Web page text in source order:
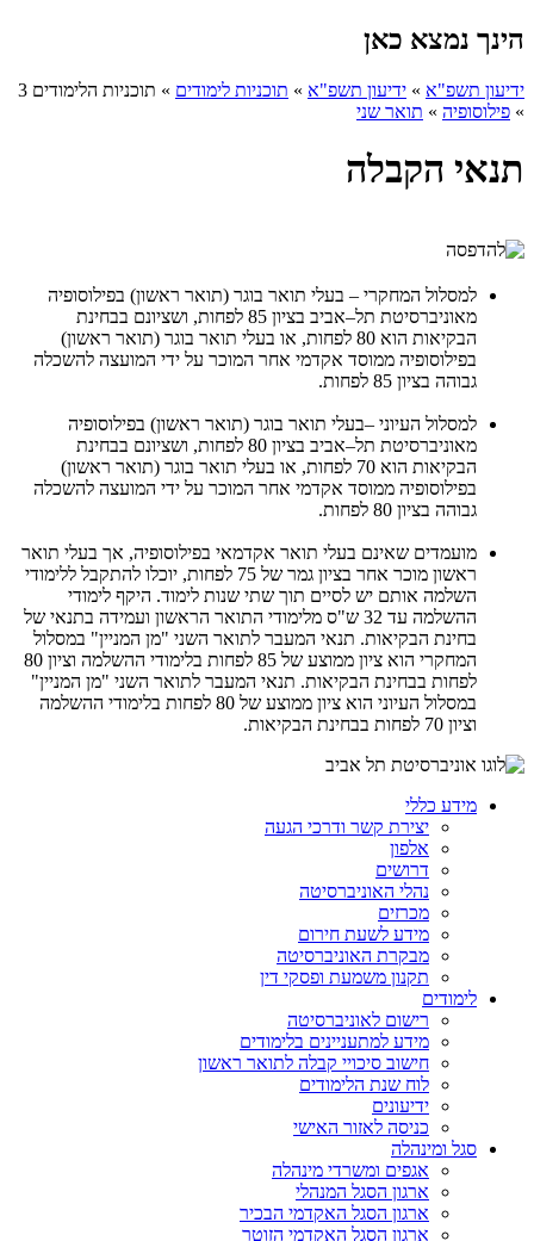
הינך נמצא כאן
ידיעון תשפ"א » ידיעון תשפ"א » תוכניות לימודים » תוכניות הלימודים 3
» פילוסופיה » תואר שני
תנאי הקבלה
למסלול המחקרי – בעלי תואר בוגר (תואר ראשון) בפילוסופיה
מאוניברסיטת תל–אביב בציון 85 לפחות, ושציונם בבחינת
הבקיאות הוא 80 לפחות, או בעלי תואר בוגר (תואר ראשון)
בפילוסופיה ממוסד אקדמי אחר המוכר על ידי המועצה להשכלה
גבוהה בציון 85 לפחות.
למסלול העיוני –בעלי תואר בוגר (תואר ראשון) בפילוסופיה
מאוניברסיטת תל–אביב בציון 80 לפחות, ושציונם בבחינת
הבקיאות הוא 70 לפחות, או בעלי תואר בוגר (תואר ראשון)
בפילוסופיה ממוסד אקדמי אחר המוכר על ידי המועצה להשכלה
גבוהה בציון 80 לפחות.
מועמדים שאינם בעלי תואר אקדמאי בפילוסופיה, אך בעלי תואר
ראשון מוכר אחר בציון גמר של 75 לפחות, יוכלו להתקבל ללימודי
השלמה אותם יש לסיים תוך שתי שנות לימוד. היקף לימודי
ההשלמה עד 32 ש"ס מלימודי התואר הראשון ועמידה בתנאי של
בחינת הבקיאות. תנאי המעבר לתואר השני "מן המניין" במסלול
המחקרי הוא ציון ממוצע של 85 לפחות בלימודי ההשלמה וציון 80
לפחות בבחינת הבקיאות. ​תנאי המעבר לתואר השני "מן המניין"
במסלול העיוני הוא ציון ממוצע של 80 לפחות בלימודי ההשלמה
וציון 70 לפחות בבחינת הבקיאות.
מידע כללי
יצירת קשר ודרכי הגעה
אלפון
דרושים
נהלי האוניברסיטה
מכרזים
מידע לשעת חירום
מבקרת האוניברסיטה
תקנון משמעת ופסקי דין
לימודים
רישום לאוניברסיטה
מידע למתעניינים בלימודים
חישוב סיכויי קבלה לתואר ראשון
לוח שנת הלימודים
ידיעונים
כניסה לאזור האישי
סגל ומינהלה
אגפים ומשרדי מינהלה
ארגון הסגל המנהלי
ארגון הסגל האקדמי הבכיר
ארגון הסגל האקדמי הזוטר